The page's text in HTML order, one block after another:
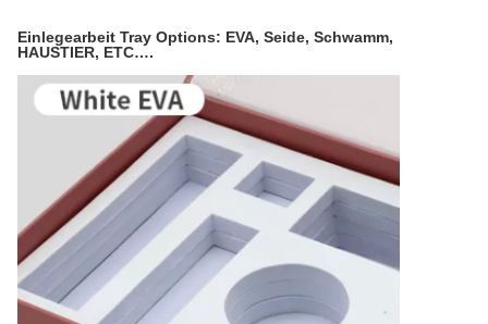
Einlegearbeit Tray Options: EVA, Seide, Schwamm,
HAUSTIER, ETC….